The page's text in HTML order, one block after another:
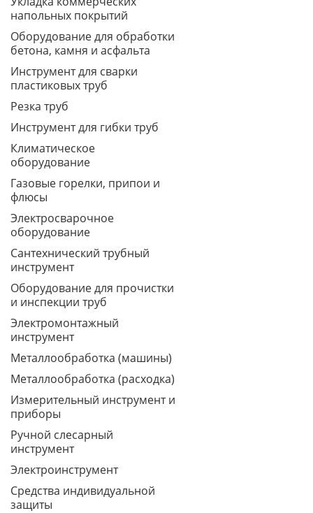
напольных покрытий
Оборудование для обработки
бетона, камня и асфальта
Инструмент для сварки
пластиковых труб
Резка труб
Инструмент для гибки труб
Климатическое
оборудование
Газовые горелки, припои и
флюсы
Электросварочное
оборудование
Сантехнический трубный
инструмент
Оборудование для прочистки
и инспекции труб
Электромонтажный
инструмент
Металлообработка (машины)
Металлообработка (расходка)
Измерительный инструмент и
приборы
Ручной слесарный
инструмент
Электроинструмент
Средства индивидуальной
защиты